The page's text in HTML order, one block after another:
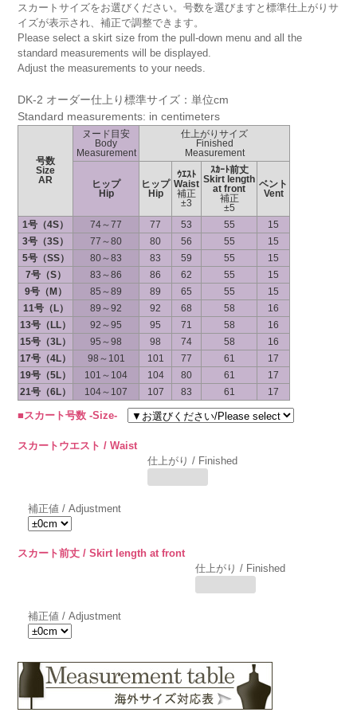
スカートサイズをお選びください。号数を選びますと標準仕上がりサ
イズが表示され、補正で調整できます。
Please select a skirt size from the pull-down menu and all the
standard measurements will be displayed.
Adjust the measurements to your needs.
DK-2 オーダー仕上り標準サイズ：単位cm
Standard measurements: in centimeters
号数
Size
AR
ヌード目安
Body
Measurement
仕上がりサイズ
Finished
Measurement
ヒップ
Hip
ヒップ
Hip
ｳｴｽﾄ
Waist
補正
±3
ｽｶｰﾄ前丈
Skirt length
at front
補正
±5
ベント
Vent
1号（4S） 74～77 77 53 55
15
3号（3S）
77～80 80 56 55
15
5号（SS）
80～83 83 59 55
15
7号（S）
83～86 86 62 55
15
9号（M）
85～89 89 65 55
15
11号（L）
89～92 92 68 58
16
13号（LL）
92～95 95 71 58
16
15号（3L）
95～98 98 74 58
16
17号（4L）
98～101 101 77 61
17
19号（5L）
101～104 104 80 61
17
21号（6L）
104～107 107 83 61 17
■スカート号数 -Size-
スカートウエスト / Waist
仕上がり / Finished
補正値 / Adjustment
スカート前丈 / Skirt length at front
仕上がり / Finished
補正値 / Adjustment